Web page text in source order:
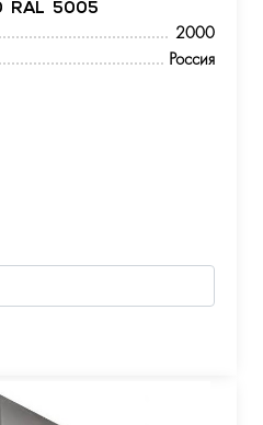
RAL 5005
2000
Россия